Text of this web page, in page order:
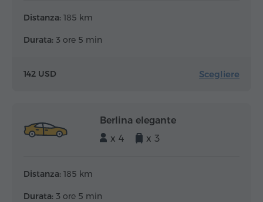
Distanza: 185 km
Durata: 3 ore 5 min
142 USD Scegliere
Berlina elegante
x 4
x 3
Distanza: 185 km
Durata: 3 ore 5 min